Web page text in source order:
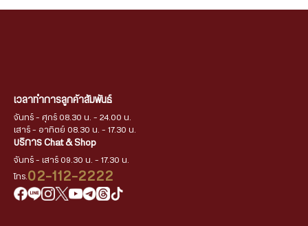
เวลาทำการลูกค้าสัมพันธ์
จันทร์ - ศุกร์ 08.30 น. - 24.00 น.
เสาร์ - อาทิตย์ 08.30 น. - 17.30 น.
บริการ Chat & Shop
จันทร์ - เสาร์ 09.30 น. - 17.30 น.
โทร. 02-112-2222